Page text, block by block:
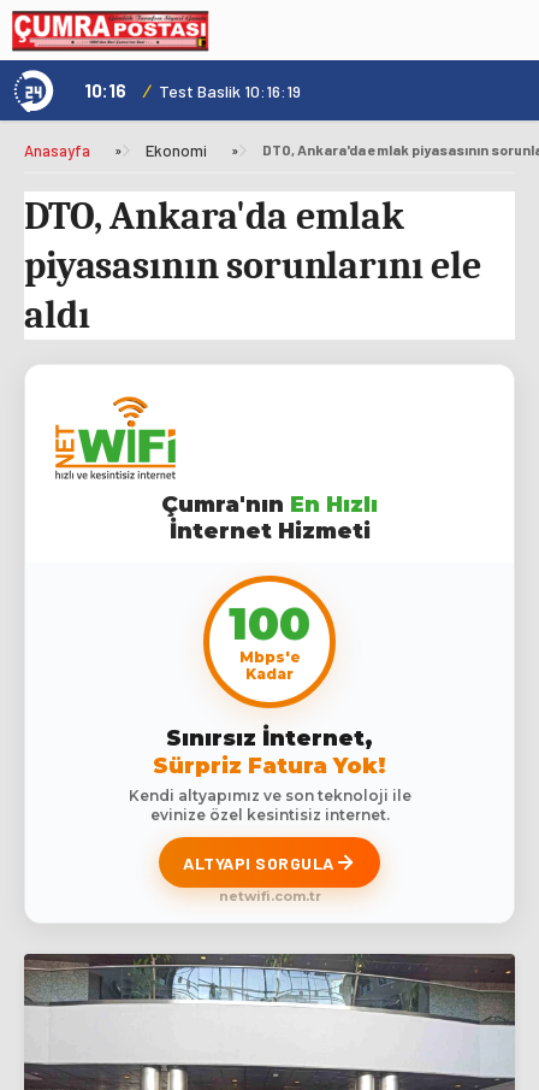
10:16 / Test Baslik 10:16:19
Anasayfa » Ekonomi » DTO, Ankara'da emlak piyasasının
DTO, Ankara'da emlak
piyasasının sorunlarını ele
aldı
Çumra'nın En Hızlı
İnternet Hizmeti
100
Mbps'e
Kadar
Sınırsız İnternet,
Sürpriz Fatura Yok!
Kendi altyapımız ve son teknoloji ile
evinize özel kesintisiz internet.
ALTYAPI SORGULA
netwifi.com.tr